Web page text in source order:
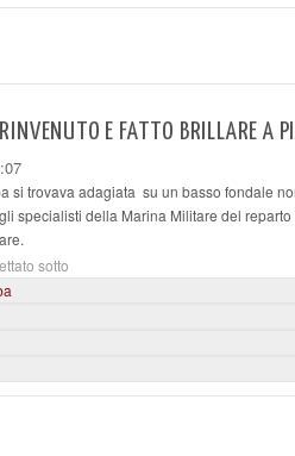
E FATTO BRILLARE A
si trovava adagiata su un basso fondale
specialisti della Marina Militare del
sotto